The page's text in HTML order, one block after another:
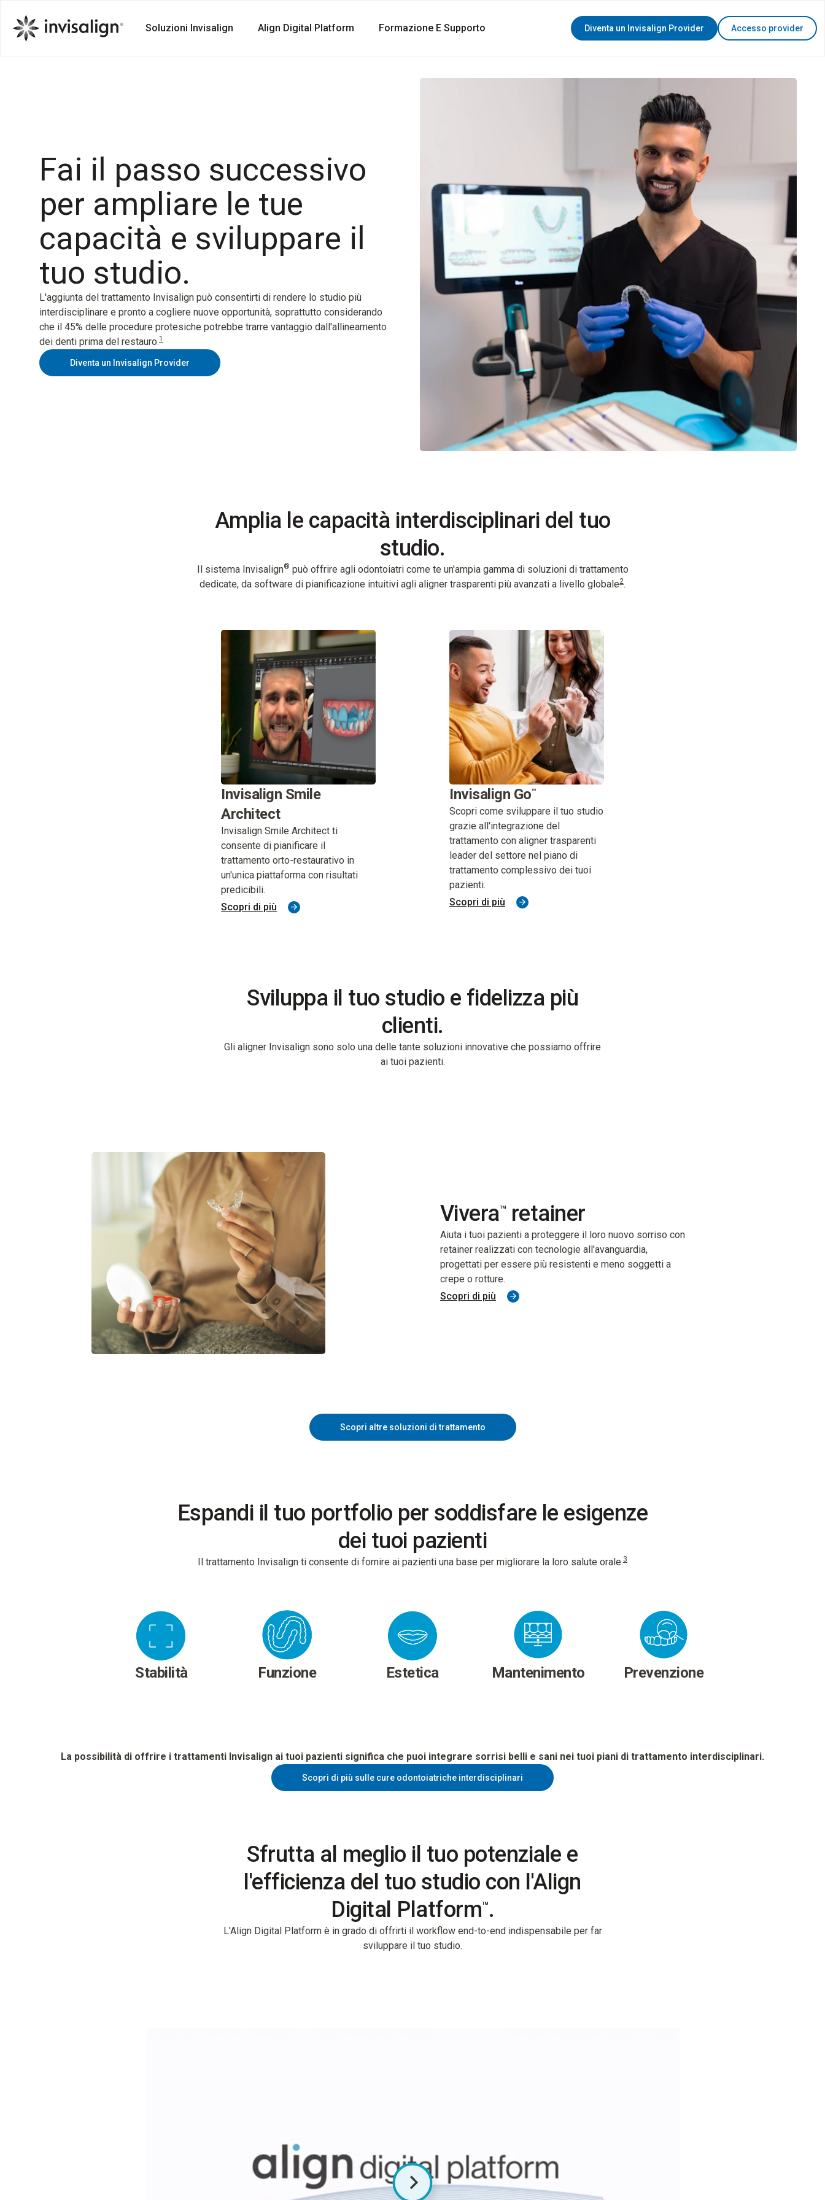
Soluzioni Invisalign Align Digital Platform Formazione E Supporto Diventa un Invisalign Provider Accesso provider
Fai il passo successivo
per ampliare le tue
capacità e sviluppare il
tuo studio.
L'aggiunta del trattamento Invisalign può consentirti di rendere lo studio più
interdisciplinare e pronto a cogliere nuove opportunità, soprattutto considerando
che il 45% delle procedure protesiche potrebbe trarre vantaggio dall'allineamento
dei denti prima del restauro.1
Diventa un Invisalign Provider
Amplia le capacità interdisciplinari del tuo
studio.
Il sistema Invisalign® può offrire agli odontoiatri come te un'ampia gamma di soluzioni di trattamento
dedicate, da software di pianificazione intuitivi agli aligner trasparenti più avanzati a livello globale2.
Invisalign Smile
Architect
Invisalign Smile Architect ti
consente di pianificare il
trattamento orto-restaurativo in
un'unica piattaforma con risultati
predicibili.
Scopri di più
Invisalign Go™
Scopri come sviluppare il tuo studio
grazie all'integrazione del
trattamento con aligner trasparenti
leader del settore nel piano di
trattamento complessivo dei tuoi
pazienti.
Scopri di più
Sviluppa il tuo studio e fidelizza più
clienti.
Gli aligner Invisalign sono solo una delle tante soluzioni innovative che possiamo offrire
ai tuoi pazienti.
Vivera™ retainer
Aiuta i tuoi pazienti a proteggere il loro nuovo sorriso con
retainer realizzati con tecnologie all'avanguardia,
progettati per essere più resistenti e meno soggetti a
crepe o rotture.
Scopri di più
Scopri altre soluzioni di trattamento
Espandi il tuo portfolio per soddisfare le esigenze
dei tuoi pazienti
Il trattamento Invisalign ti consente di fornire ai pazienti una base per migliorare la loro salute orale.3
Stabilità Funzione Estetica Mantenimento Prevenzione
La possibilità di offrire i trattamenti Invisalign ai tuoi pazienti significa che puoi integrare sorrisi belli e sani nei tuoi piani di trattamento interdisciplinari.
Scopri di più sulle cure odontoiatriche interdisciplinari
Sfrutta al meglio il tuo potenziale e
l'efficienza del tuo studio con l'Align
Digital Platform™.
L'Align Digital Platform è in grado di offrirti il workflow end-to-end indispensabile per far
sviluppare il tuo studio.